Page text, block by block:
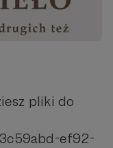
pliki do
ef92-